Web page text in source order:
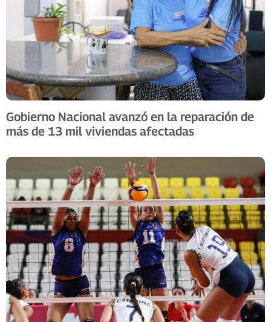
Gobierno Nacional avanzó en la reparación de
más de 13 mil viviendas afectadas